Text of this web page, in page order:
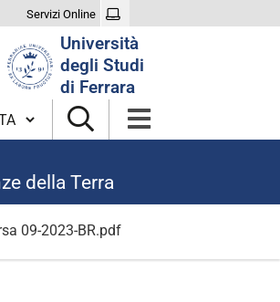
Servizi Online
Università
degli Studi
di Ferrara
lingua
della Terra
borse 2023
09-2023-BR.pdf